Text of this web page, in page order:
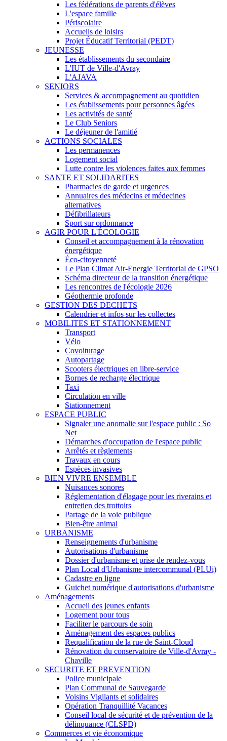
Les fédérations de parents d'élèves
L'espace famille
Périscolaire
Accueils de loisirs
Projet Éducatif Territorial (PEDT)
JEUNESSE
Les établissements du secondaire
L'IUT de Ville-d'Avray
L'AJAVA
SENIORS
Services & accompagnement au quotidien
Les établissements pour personnes âgées
Les activités de santé
Le Club Seniors
Le déjeuner de l'amitié
ACTIONS SOCIALES
Les permanences
Logement social
Lutte contre les violences faites aux femmes
SANTE ET SOLIDARITES
Pharmacies de garde et urgences
Annuaires des médecins et médecines
alternatives
Défibrillateurs
Sport sur ordonnance
AGIR POUR L'ÉCOLOGIE
Conseil et accompagnement à la rénovation
énergétique
Éco-citoyenneté
Le Plan Climat Air-Energie Territorial de GPSO
Schéma directeur de la transition énergétique
Les rencontres de l'écologie 2026
Géothermie profonde
GESTION DES DECHETS
Calendrier et infos sur les collectes
MOBILITES ET STATIONNEMENT
Transport
Vélo
Covoiturage
Autopartage
Scooters électriques en libre-service
Bornes de recharge électrique
Taxi
Circulation en ville
Stationnement
ESPACE PUBLIC
Signaler une anomalie sur l'espace public : So
Net
Démarches d'occupation de l'espace public
Arrêtés et règlements
Travaux en cours
Espèces invasives
BIEN VIVRE ENSEMBLE
Nuisances sonores
Réglementation d'élagage pour les riverains et
entretien des trottoirs
Partage de la voie publique
Bien-être animal
URBANISME
Renseignements d'urbanisme
Autorisations d'urbanisme
Dossier d'urbanisme et prise de rendez-vous
Plan Local d'Urbanisme intercommunal (PLUi)
Cadastre en ligne
Guichet numérique d'autorisations d'urbanisme
Aménagements
Accueil des jeunes enfants
Logement pour tous
Faciliter le parcours de soin
Aménagement des espaces publics
Requalification de la rue de Saint-Cloud
Rénovation du conservatoire de Ville-d'Avray -
Chaville
SECURITE ET PREVENTION
Police municipale
Plan Communal de Sauvegarde
Voisins Vigilants et solidaires
Opération Tranquillité Vacances
Conseil local de sécurité et de prévention de la
délinquance (CLSPD)
Commerces et vie économique